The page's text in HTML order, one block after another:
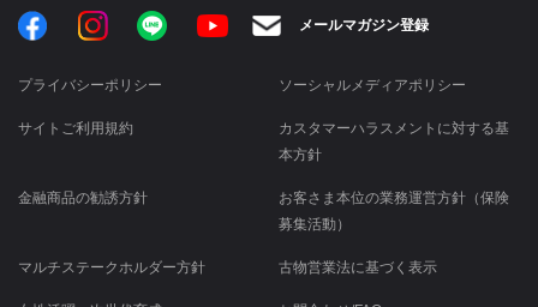
FacebookInstagramLINE YouTube メールマガジン登録
プライバシーポリシー ソーシャルメディアポリシー
サイトご利用規約
カスタマーハラスメントに対する基
本方針
金融商品の勧誘方針
お客さま本位の業務運営方針（保険
募集活動）
マルチステークホルダー方針 古物営業法に基づく表示